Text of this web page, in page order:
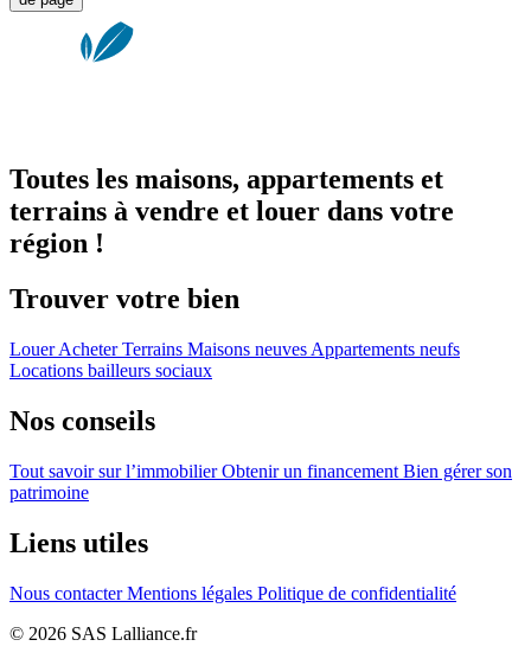
Toutes les maisons, appartements et
terrains à vendre et louer dans votre
région !
Trouver votre bien
LouerAcheterTerrains Maisons neuves Appartements neufs
Locations bailleurs sociaux
Nos conseils
Tout savoir sur l’immobilierObtenir un financement Bien gérer son
patrimoine
Liens utiles
Nous contacterMentions légales Politique de confidentialité
© 2026 SAS Lalliance.fr